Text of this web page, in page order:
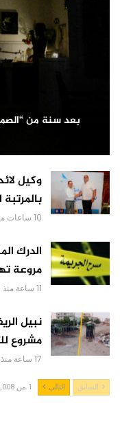
بعد سنة من
وكيل
10 ساعات منذ
الدرك
مروعة
11 ساعة منذ
نبيل
مشروع
17 ساعة منذ
السابق التالي 1 من 2,008